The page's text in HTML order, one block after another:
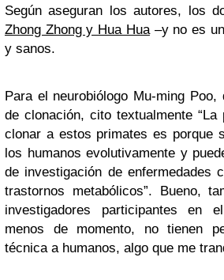
Según aseguran los autores, los
Zhong Zhong y Hua Hua–y no es
y sanos.
Para el neurobiólogo Mu-ming
de clonación, cito textualmente “La
clonar a estos primates es porque
los humanos evolutivamente y
de investigación de enfermedades
trastornos metabólicos”. Bueno,
investigadores participantes en
menos de momento, no tienen
técnica a humanos, algo que me